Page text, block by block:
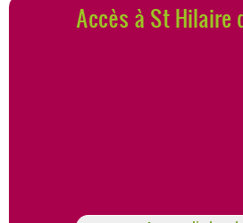
Accès à St Hilaire